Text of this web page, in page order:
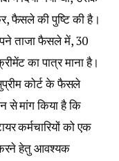
फैसले की पुष्टि की है।
ताजा फैसले में, 30
का पात्र माना है।
कोर्ट के फैसले
से मांग किया है कि
कर्मचारियों को एक
करने हेतु आवश्यक